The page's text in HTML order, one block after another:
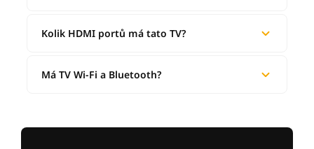
Kolik HDMI portů má tato TV?
Má TV Wi-Fi a Bluetooth?